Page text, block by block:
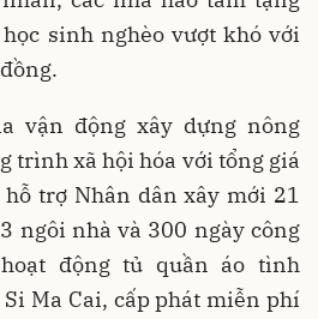
sinh nghèo vượt khó với
vận động xây dựng nông
trình xã hội hóa với tổng giá
trợ Nhân dân xây mới 21
ngôi nhà và 300 ngày công
động tủ quần áo tình
Ma Cai, cấp phát miễn phí